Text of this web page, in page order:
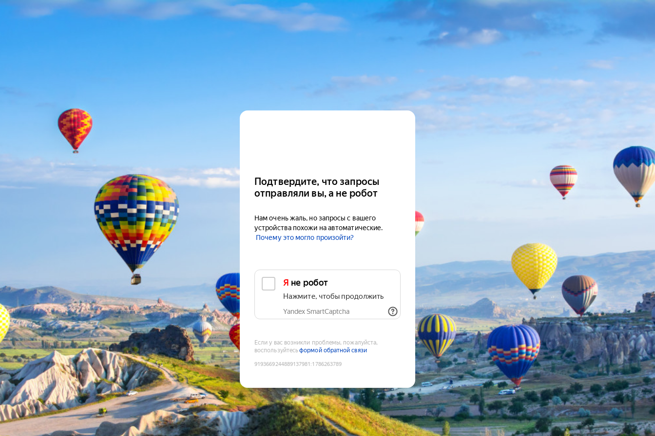
Подтвердите, что запросы
отправляли вы, а не робот
Нам очень жаль, но запросы с вашего
устройства похожи на автоматические.
Почему это могло произойти?
Я не робот
Нажмите, чтобы продолжить
Yandex SmartCaptcha
Если у вас возникли проблемы, пожалуйста,
воспользуйтесьформой обратной связи
9193669244889137981 :1786263789